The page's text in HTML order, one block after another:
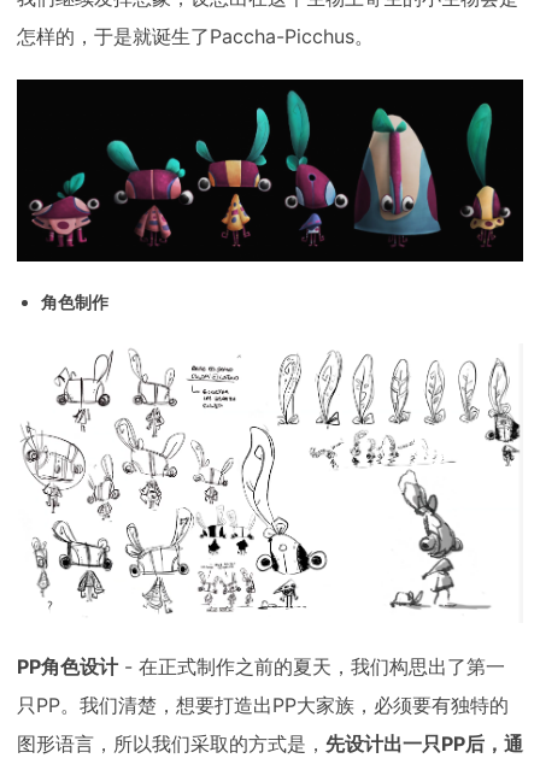
怎样的，于是就诞生了Paccha-Picchus。
角色制作
PP角色设计- 在正式制作之前的夏天，我们构思出了第一
只PP。我们清楚，想要打造出PP大家族，必须要有独特的
图形语言，所以我们采取的方式是， 先设计出一只PP后，通